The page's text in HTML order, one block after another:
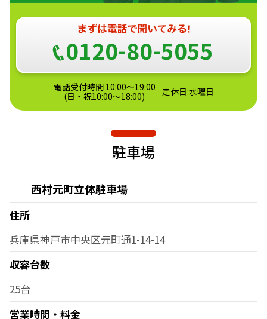
0120-80-5055
電話受付時間 10:00～19:00
(日・祝10:00～18:00)
定休日:水曜日
駐車場
西村元町立体駐車場
住所
兵庫県神戸市中央区元町通1-14-14
収容台数
25台
営業時間・料金